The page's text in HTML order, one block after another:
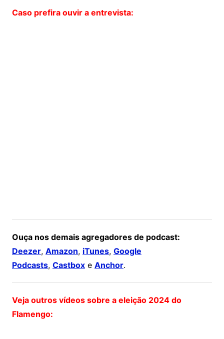
Caso prefira ouvir a entrevista:
Ouça nos demais agregadores de podcast:
Deezer, Amazon, iTunes, Google
Podcasts, Castboxe Anchor.
Veja outros vídeos sobre a eleição 2024 do
Flamengo: